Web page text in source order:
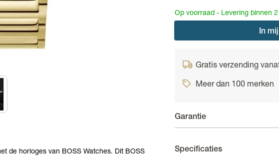
de horloges van BOSS Watches. Dit BOSS
Op voorraad - Levering binnen
In
Gratis verzending
Meer dan 100 merken
Garantie
Specificaties